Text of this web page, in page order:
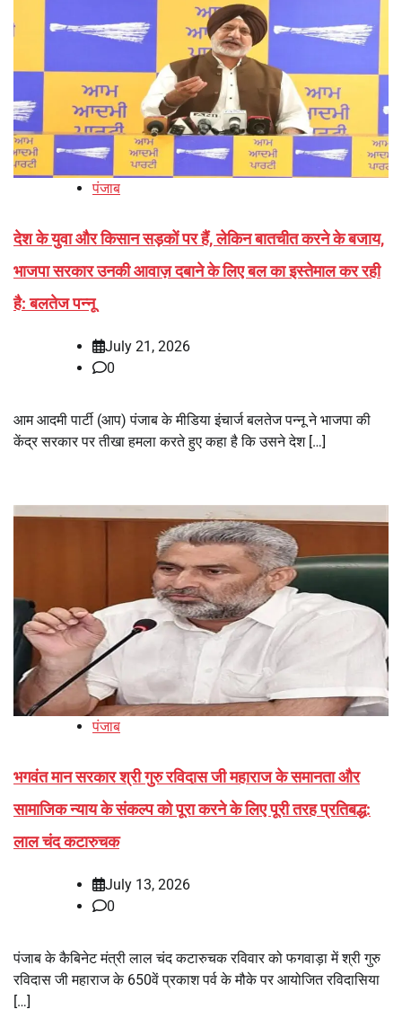
पंजाब
देश के युवा और किसान सड़कों पर हैं, लेकिन बातचीत करने के बजाय,
भाजपा सरकार उनकी आवाज़ दबाने के लिए बल का इस्तेमाल कर रही
है: बलतेज पन्नू
July 21, 2026
0
आम आदमी पार्टी (आप) पंजाब के मीडिया इंचार्ज बलतेज पन्नू ने भाजपा की
केंद्र सरकार पर तीखा हमला करते हुए कहा है कि उसने देश […]
पंजाब
भगवंत मान सरकार श्री गुरु रविदास जी महाराज के समानता और
सामाजिक न्याय के संकल्प को पूरा करने के लिए पूरी तरह प्रतिबद्ध:
लाल चंद कटारुचक
July 13, 2026
0
पंजाब के कैबिनेट मंत्री लाल चंद कटारुचक रविवार को फगवाड़ा में श्री गुरु
रविदास जी महाराज के 650वें प्रकाश पर्व के मौके पर आयोजित रविदासिया
[…]